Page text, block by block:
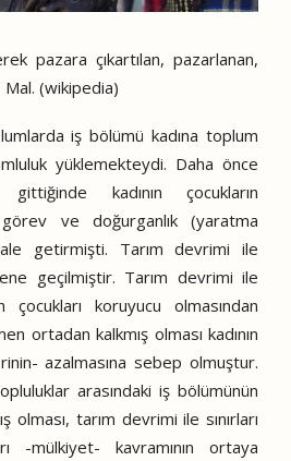
pazara çıkartılan, pazarlanan,
Mal. (wikipedia)
iş bölümü kadına toplum
yüklemekteydi. Daha önce
kadının çocukların
görev ve doğurganlık (yaratma
getirmişti. Tarım devrimi ile
geçilmiştir. Tarım devrimi ile
çocukları koruyucu olmasından
ortadan kalkmış olması kadının
azalmasına sebep olmuştur.
arasındaki iş bölümünün
olması, tarım devrimi ile sınırları
-mülkiyet- kavramının ortaya